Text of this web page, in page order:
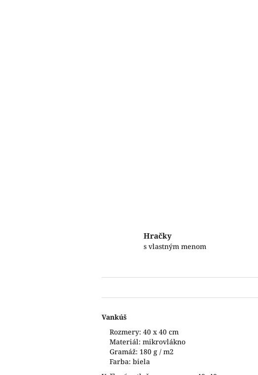
Hračky
s vlastným menom
Vankúš
Rozmery: 40 x 40 cm
Materiál: mikrovlákno
Gramáž: 180 g / m2
Farba: biela